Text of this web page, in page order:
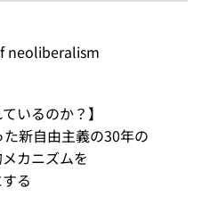
neoliberalism
いるのか？】
新自由主義の30年の
カニズムを
る